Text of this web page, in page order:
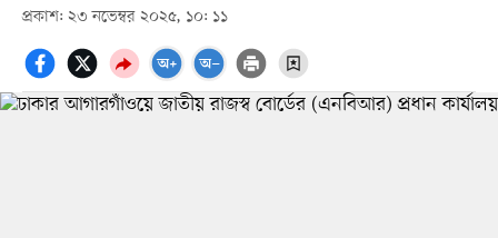
প্রকাশ: ২৩ নভেম্বর ২০২৫, ১০: ১১